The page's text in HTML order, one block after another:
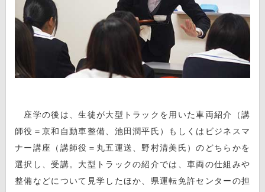
座学の後は、生徒が大型トラックを用いた車両紹介（講
師役＝京和自動車整備、池田潤平氏）もしくはビジネスマ
ナー講座（講師役＝丸五運送、野村清美氏）のどちらかを
選択し、受講。大型トラックの紹介では、車両の仕組みや
整備などについて見学したほか、県運転免許センターの担